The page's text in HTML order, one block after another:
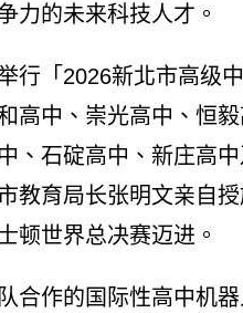
力的未来科技人才。
行「2026新北市高级
高中、崇光高中、恒
、石碇高中、新庄高
教育局长张明文亲自
顿世界总决赛迈进。
合作的国际性高中机